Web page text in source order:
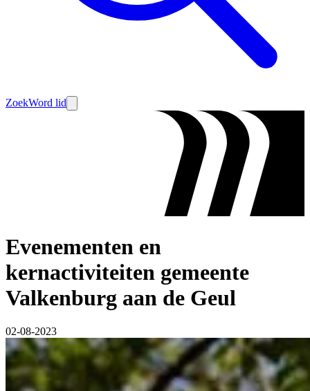
ZoekWord lid
Evenementen en
kernactiviteiten gemeente
Valkenburg aan de Geul
02-08-2023